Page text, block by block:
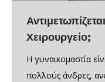
Χειρουργείο;
Η γυναικομαστία
πολλούς άνδρες,